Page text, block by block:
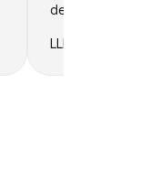
desenvolupament
LLEGIR +